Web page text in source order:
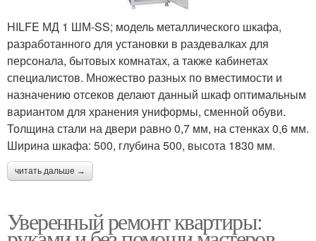
HILFE МД 1 ШМ-SS; модель металлического шкафа,
разработанного для установки в раздевалках для
персонала, бытовых комнатах, а также кабинетах
специалистов. Множество разных по вместимости и
назначению отсеков делают данный шкаф оптимальным
вариантом для хранения униформы, сменной обуви.
Толщина стали на двери равно 0,7 мм, на стенках 0,6 мм.
Ширина шкафа: 500, глубина 500, высота 1830 мм.
читать дальше →
Уверенный ремонт квартиры: